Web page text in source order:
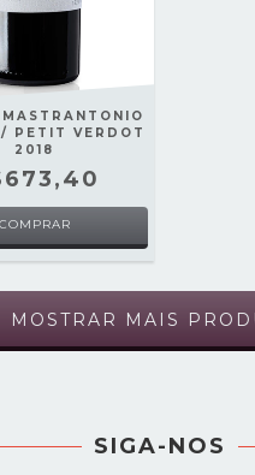
PETIT VERDOT
2018
MOSTRAR MAIS
SIGA-NOS